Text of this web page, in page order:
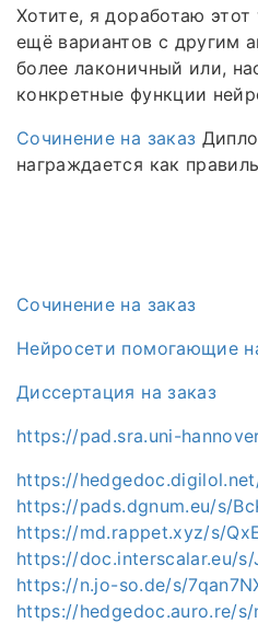
Хотите, я доработаю
ещё вариантов с другим
более лаконичный или,
конкретные функции
Сочинение на заказ
награждается как
Сочинение на заказ
Нейросети помогающие
Диссертация на заказ
https://pad.sra.uni-
https://
https://pads.dgnum.eu/s/
https://md.rappet.xyz/s/
https://doc.interscalar.eu/
https://n.jo-so.de/s/
https://hedgedoc.auro.re/s/